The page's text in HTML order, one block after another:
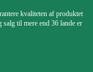
kvaliteten af ​​produktet
til mere end 36 lande er